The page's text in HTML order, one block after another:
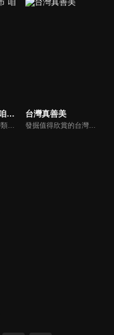
咱的城 咱的市 咱台灣的味
迥異於時下的行腳類美食節目，從台語文學角度出發，以深度的紀錄片方式，記錄台灣每一道庶民飲食的來龍去脈，不管是賣街頭小吃的阿桑、鄉下辦桌的總鋪師、百年餐廳老闆、街訪鄰舍、小農、職人等，藉由他們娓娓說起擅長或懷念的種種菜色，一道道伴隨著人生回憶的甘苦滋味，也述說出庶民飲食的風貌。
台灣真善美
發掘值得欣賞的台灣社會人文自然議題，強調「大地情真，人心意善，自然唯美」；從默默行善或是為環保付出等人物故事、平民創業成功歷程到發掘台灣優美生態等善念議題，用鏡頭紀錄最珍貴的台灣之美。